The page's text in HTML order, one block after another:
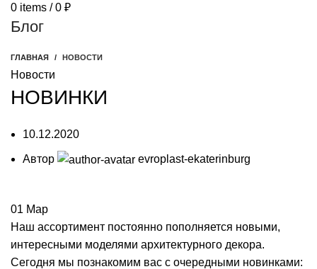
0 items / 0 ₽
Блог
ГЛАВНАЯ НОВОСТИ
Новости
НОВИНКИ
10.12.2020
Автор evroplast-ekaterinburg
01 Мар
Наш ассортимент постоянно пополняется новыми,
интересными моделями архитектурного декора.
Сегодня мы познакомим вас с очередными новинками: